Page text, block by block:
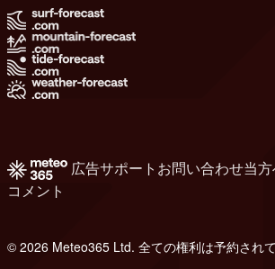
広告サポート お問い合わせ当
コメント
© 2026 Meteo365 Ltd. 全ての権利は予約され